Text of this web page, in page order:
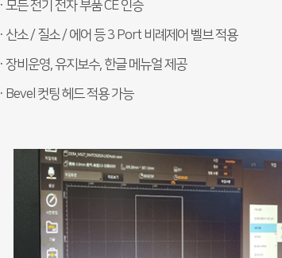
· 모든 전기 전자 부품 CE 인증
· 산소 / 질소 / 에어 등 3 Port 비례제어 벨브 적용
· 장비운영, 유지보수, 한글 메뉴얼 제공
· Bevel 컷팅 헤드 적용 가능